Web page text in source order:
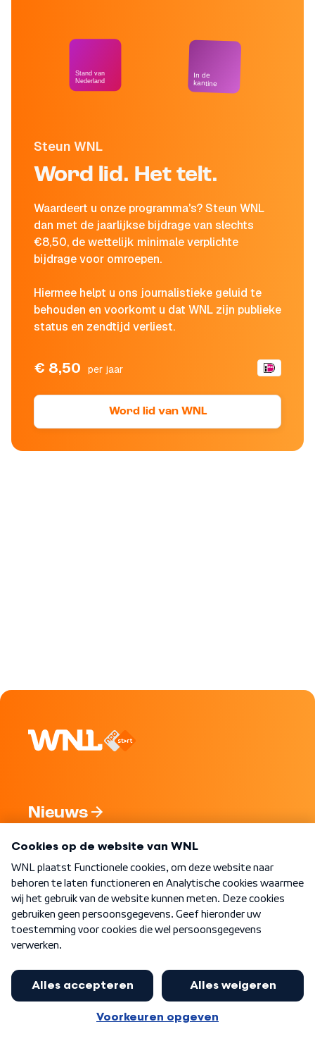
Steun WNL
Word lid. Het telt.
Waardeert u onze programma's? Steun WNL
dan met de jaarlijkse bijdrage van slechts
€8,50, de wettelijk minimale verplichte
bijdrage voor omroepen.
Hiermee helpt u ons journalistieke geluid te
behouden en voorkomt u dat WNL zijn publieke
status en zendtijd verliest.
€ 8,50 per jaar
Word lid van WNL
Stand van
Nederland
In de
kantine
Nieuws
Nieuwsbrief
Word Lid